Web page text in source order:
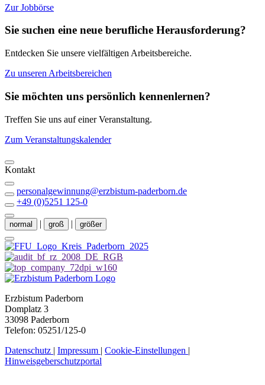
Zur Jobbörse
Sie suchen eine neue berufliche Herausforderung?
Entdecken Sie unsere vielfältigen Arbeitsbereiche.
Zu unseren Arbeitsbereichen
Sie möchten uns persönlich kennenlernen?
Treffen Sie uns auf einer Veranstaltung.
Zum Veranstaltungskalender
Kontakt
personalgewinnung@erzbistum-paderborn.de
+49 (0)5251 125-0
normal | groß | größer
Erzbistum Paderborn
Domplatz 3
33098 Paderborn
Telefon: 05251/125-0
Datenschutz | Impressum | Cookie-Einstellungen |
Hinweisgeberschutzportal